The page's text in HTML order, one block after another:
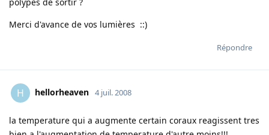
Merci d'avance de vos lumières ::)
Répondre
H hellorheaven 4 juil. 2008
la temperature qui a augmente certain coraux reagissent tres